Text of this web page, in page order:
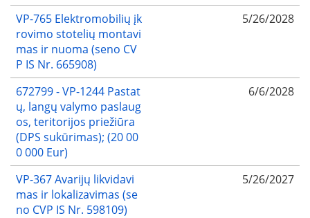
VP-765 Elektromobilių įk
rovimo stotelių montavi
mas ir nuoma (seno CV
P IS Nr. 665908)
5/26/2028
672799 - VP-1244 Pastat
ų, langų valymo paslaug
os, teritorijos priežiūra
(DPS sukūrimas); (20 00
0 000 Eur)
6/6/2028
VP-367 Avarijų likvidavi
mas ir lokalizavimas (se
no CVP IS Nr. 598109)
5/26/2027